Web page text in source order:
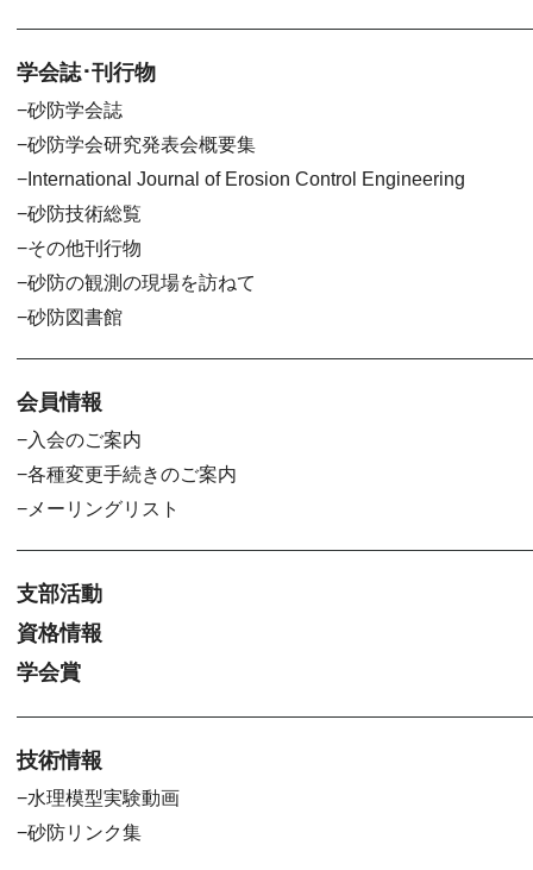
学会誌･刊行物
砂防学会誌
砂防学会研究発表会概要集
International Journal of Erosion Control Engineering
砂防技術総覧
その他刊行物
砂防の観測の現場を訪ねて
砂防図書館
会員情報
入会のご案内
各種変更手続きのご案内
メーリングリスト
支部活動
資格情報
学会賞
技術情報
水理模型実験動画
砂防リンク集